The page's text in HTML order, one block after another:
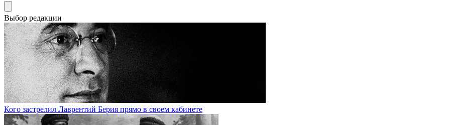
Выбор редакции
Кого застрелил Лаврентий Берия прямо в своем кабинете